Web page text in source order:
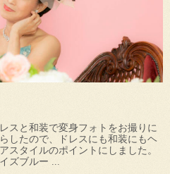
スと和装で変身フォトをお撮りに
したので、ドレスにも和装にもヘ
スタイルのポイントにしました。
ズブルー ...